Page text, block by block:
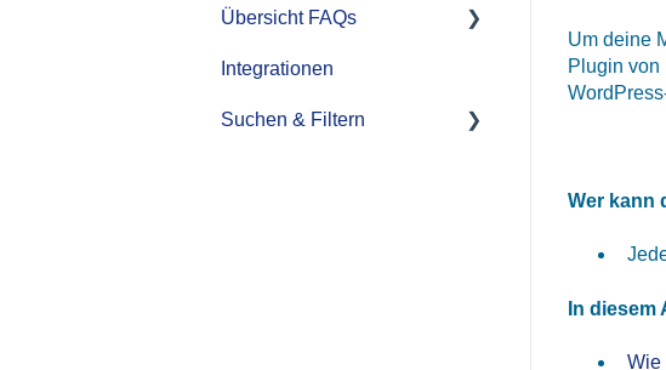
Um deine
Plugin von
Wer kann
In diesem
Wie
Übersicht FAQs
FAQ Rechte & Rollen
Upload
Integrationen
Suchen & Filtern